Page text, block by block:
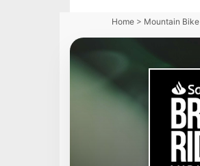
Home > Mountain Bike